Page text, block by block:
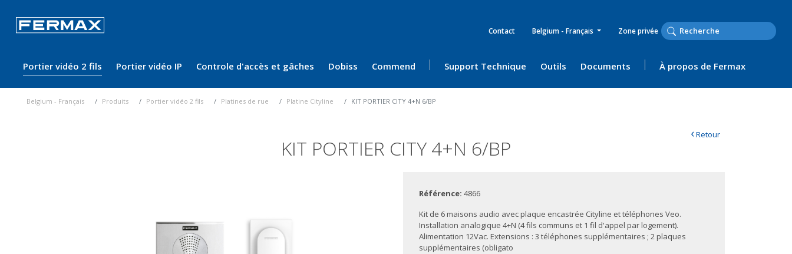
Contact Belgium - Français Zone privée
Portier vidéo 2 fils Portier vidéo IP Controle d'accès et gâches Dobiss Commend Support Technique Outils Documents À propos de Fermax
Belgium - Français Produits Portier vidéo 2 fils Platines de rue Platine Cityline KIT PORTIER CITY 4+N 6/BP
KIT PORTIER CITY 4+N 6/BP
‹Retour
Référence:4866
Kit de 6 maisons audio avec plaque encastrée Cityline et téléphones Veo.
Installation analogique 4+N (4 fils communs et 1 fil d'appel par logement).
Alimentation 12Vac. Extensions : 3 téléphones supplémentaires ; 2 plaques
supplémentaires (obligato